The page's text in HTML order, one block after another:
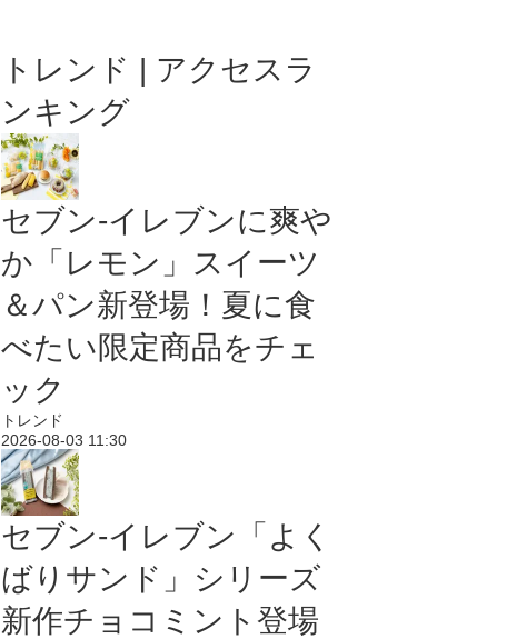
トレンド | アクセスラ
ンキング
セブン‐イレブンに爽や
か「レモン」スイーツ
＆パン新登場！夏に食
べたい限定商品をチェ
ック
トレンド
2026-08-03 11:30
セブン‐イレブン「よく
ばりサンド」シリーズ
新作チョコミント登場